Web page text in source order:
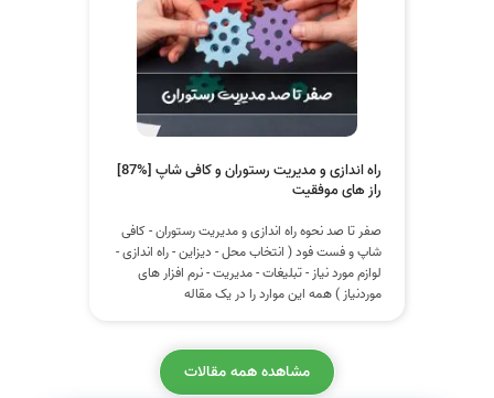
راه اندازی و مدیریت رستوران و کافی شاپ ‫[87%]
راز های موفقیت
صفر تا صد نحوه راه اندازی و مدیریت رستوران - کافی
شاپ و فست فود ( انتخاب محل - دیزاین - راه اندازی -
لوازم مورد نیاز - تبلیغات - مدیریت - نرم افزار های
موردنیاز ) همه این موارد را در یک مقاله
مشاهده همه مقالات